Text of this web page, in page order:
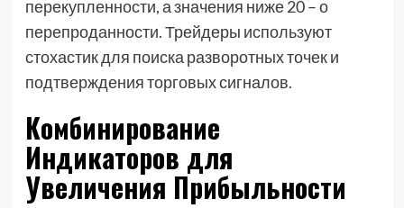
перекупленности, а значения ниже 20 – о
перепроданности. Трейдеры используют
стохастик для поиска разворотных точек и
подтверждения торговых сигналов.
Комбинирование
Индикаторов для
Увеличения Прибыльности